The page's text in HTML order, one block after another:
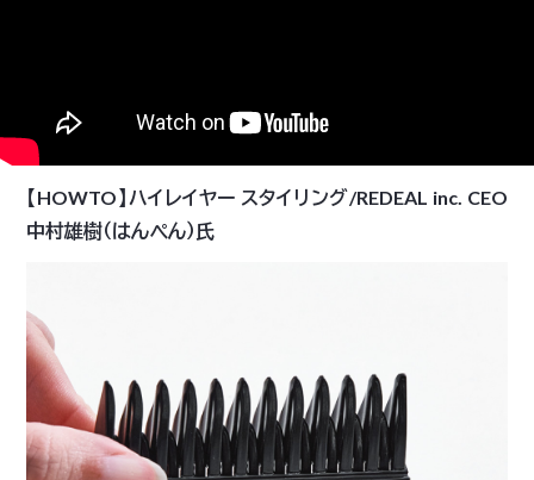
【HOWTO】ハイレイヤー スタイリング/REDEAL inc. CEO
中村雄樹（はんぺん）氏